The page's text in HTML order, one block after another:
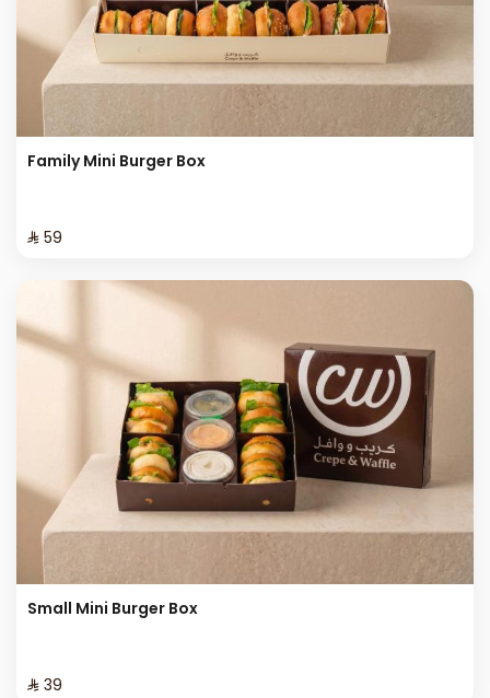
Family Mini Burger Box
⁨⁦‪‬ 59⁩
Small Mini Burger Box
⁨⁦‪‬ 39⁩